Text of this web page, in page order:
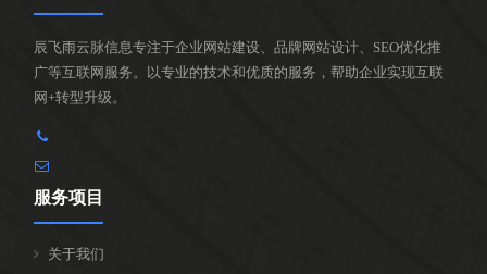
辰飞雨云脉信息专注于企业网站建设、品牌网站设计、SEO优化推
广等互联网服务。以专业的技术和优质的服务，帮助企业实现互联
网+转型升级。
服务项目
关于我们